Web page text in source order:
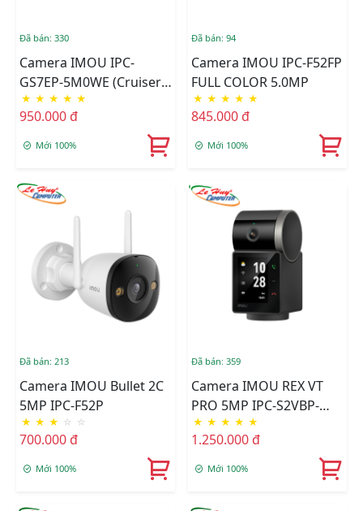
Đã bán: 330
Camera IMOU IPC-
GS7EP-5M0WE (Cruiser 2
5MP)
★ ★ ★ ★ ★
950.000 đ
Mới 100%
Đã bán: 94
Camera IMOU IPC-F52FP
FULL COLOR 5.0MP
★ ★ ★ ★ ★
845.000 đ
Mới 100%
Đã bán: 213
Camera IMOU Bullet 2C
5MP IPC-F52P
★ ★ ★ ☆ ☆
700.000 đ
Mới 100%
Đã bán: 359
Camera IMOU REX VT
PRO 5MP IPC-S2VBP-
5M0WR, Có Màn Hình
Gọi Điện, Pin 2000mAh
★ ★ ★ ★ ★
1.250.000 đ
Mới 100%